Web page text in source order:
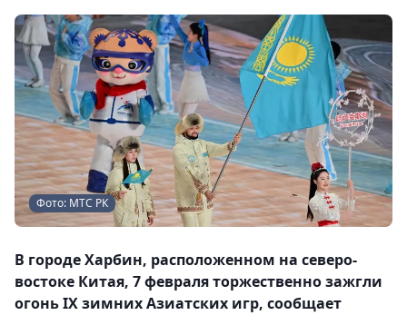
Фото: МТС РК
В городе Харбин, расположенном на северо-
востоке Китая, 7 февраля торжественно зажгли
огонь IX зимних Азиатских игр, сообщает